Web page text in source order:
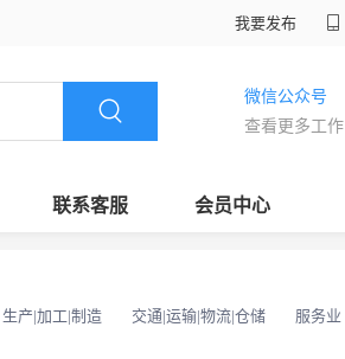
我要发布
微信公众号
查看更多工作
联系客服 会员中心
生产|加工|制造 交通|运输|物流|仓储
服务业